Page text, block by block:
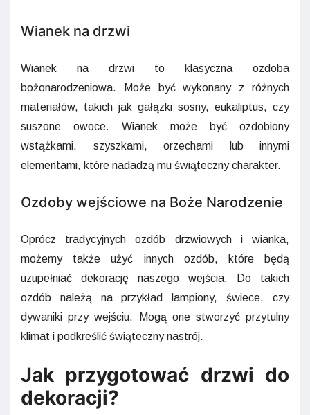
Wianek na drzwi
Wianek na drzwi to klasyczna ozdoba
bożonarodzeniowa. Może być wykonany z różnych
materiałów, takich jak gałązki sosny, eukaliptus, czy
suszone owoce. Wianek może być ozdobiony
wstążkami, szyszkami, orzechami lub innymi
elementami, które nadadzą mu świąteczny charakter.
Ozdoby wejściowe na Boże Narodzenie
Oprócz tradycyjnych ozdób drzwiowych i wianka,
możemy także użyć innych ozdób, które będą
uzupełniać dekorację naszego wejścia. Do takich
ozdób należą na przykład lampiony, świece, czy
dywaniki przy wejściu. Mogą one stworzyć przytulny
klimat i podkreślić świąteczny nastrój.
Jak przygotować drzwi do
dekoracji?